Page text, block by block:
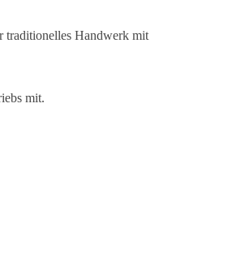
traditionelles Handwerk mit
mit.